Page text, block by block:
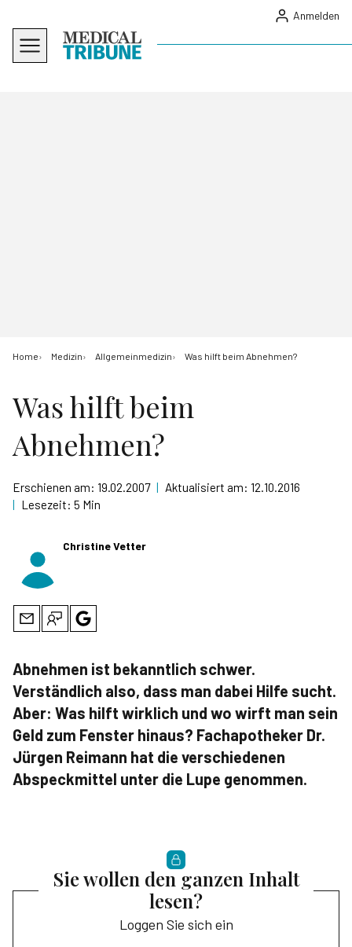
Anmelden
Home Medizin Allgemeinmedizin Was hilft beim Abnehmen?
Was hilft beim
Abnehmen?
Erschienen am: 19.02.2007 | Aktualisiert am: 12.10.2016
| Lesezeit: 5 Min
Christine Vetter
Abnehmen ist bekanntlich schwer.
Verständlich also, dass man dabei Hilfe sucht.
Aber: Was hilft wirklich und wo wirft man sein
Geld zum Fenster hinaus? Fachapotheker Dr.
Jürgen Reimann hat die verschiedenen
Abspeckmittel unter die Lupe genommen.
Sie wollen den ganzen Inhalt
lesen?
Loggen Sie sich ein